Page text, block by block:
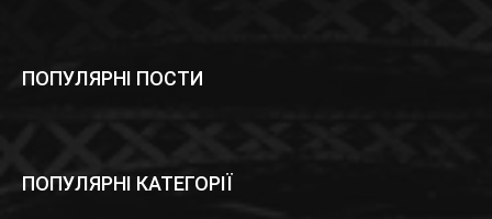
ПОПУЛЯРНІ ПОСТИ
ПОПУЛЯРНІ КАТЕГОРІЇ